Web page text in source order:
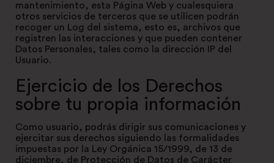
mantenimiento, esta Página Web y cualesquiera
otros servicios de terceros que se utilicen podrán
recoger un Log del sistema, esto es, archivos que
registren las interacciones y que pueden contener
Datos Personales, tales como la dirección IP del
Usuario.
Ejercicio de los Derechos
sobre tu propia información
Como usuario, podrás dirigir sus comunicaciones y
ejercitar sus derechos siguiendo las formalidades
impuestas por la Ley Orgánica 15/1999, de 13 de
diciembre, de Protección de Datos de Carácter